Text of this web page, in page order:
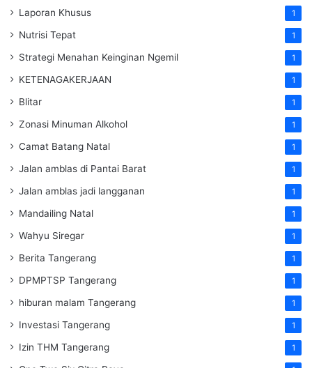
Laporan Khusus 1
Nutrisi Tepat 1
Strategi Menahan Keinginan Ngemil 1
KETENAGAKERJAAN 1
Blitar 1
Zonasi Minuman Alkohol 1
Camat Batang Natal 1
Jalan amblas di Pantai Barat 1
Jalan amblas jadi langganan 1
Mandailing Natal 1
Wahyu Siregar 1
Berita Tangerang 1
DPMPTSP Tangerang 1
hiburan malam Tangerang 1
Investasi Tangerang 1
Izin THM Tangerang 1